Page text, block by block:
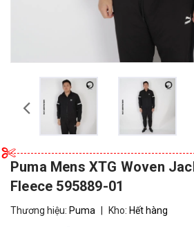
Puma Mens XTG Woven
Fleece 595889-01
Thương hiệu: Puma Kho: Hết hàng